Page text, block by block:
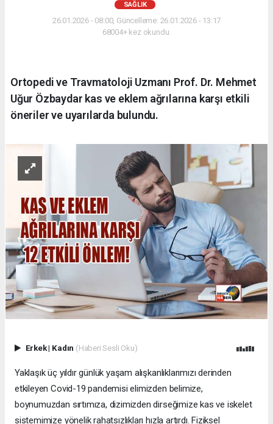
SAĞLIK
26.01.2026 - 08:00, Güncelleme: 26.01.2026 - 13:17
68004+ kez okundu.
Ortopedi ve Travmatoloji Uzmanı Prof. Dr. Mehmet
Uğur Özbaydar kas ve eklem ağrılarına karşı etkili
öneriler ve uyarılarda bulundu.
Erkek| Kadın (Haberi Sesli Oku)
Yaklaşık üç yıldır günlük yaşam alışkanlıklarımızı derinden
etkileyen Covid-19 pandemisi elimizden belimize,
boynumuzdan sırtımıza, dizimizden dirseğimize kas ve iskelet
sistemimize yönelik rahatsızlıkları hızla artırdı. Fiziksel